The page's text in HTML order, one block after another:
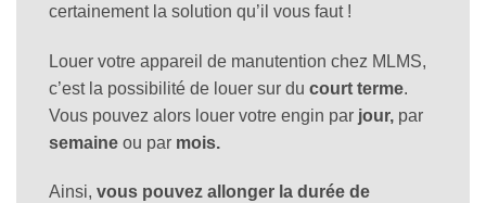
certainement la solution qu’il vous faut !
Louer votre appareil de manutention chez MLMS,
c’est la possibilité de louer sur du court terme.
Vous pouvez alors louer votre engin par jour, par
semaine ou par mois.
Ainsi, vous pouvez allonger la durée de